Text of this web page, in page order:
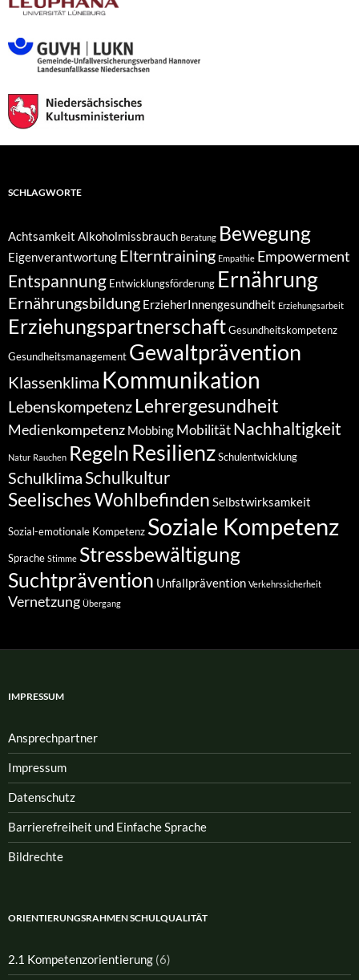
SCHLAGWORTE
Achtsamkeit Alkoholmissbrauch Beratung Bewegung
Eigenverantwortung Elterntraining Empathie Empowerment
Entspannung Entwicklungsförderung Ernährung
Ernährungsbildung ErzieherInnengesundheit Erziehungsarbeit
ErziehungspartnerschaftGesundheitskompetenz
Gesundheitsmanagement Gewaltprävention
Klassenklima Kommunikation
Lebenskompetenz Lehrergesundheit
Medienkompetenz Mobbing MobilitätNachhaltigkeit
Natur Rauchen Regeln ResilienzSchulentwicklung
Schulklima Schulkultur
Seelisches Wohlbefinden Selbstwirksamkeit
Sozial-emotionale Kompetenz Soziale Kompetenz
Sprache Stimme Stressbewältigung
Suchtprävention Unfallprävention Verkehrssicherheit
Vernetzung Übergang
IMPRESSUM
Ansprech­partner
Impressum
Datenschutz
Barrierefreiheit und Einfache Sprache
Bildrechte
ORIENTIERUNGSRAHMEN SCHULQUALITÄT
2.1 Kompetenzorientierung (6)